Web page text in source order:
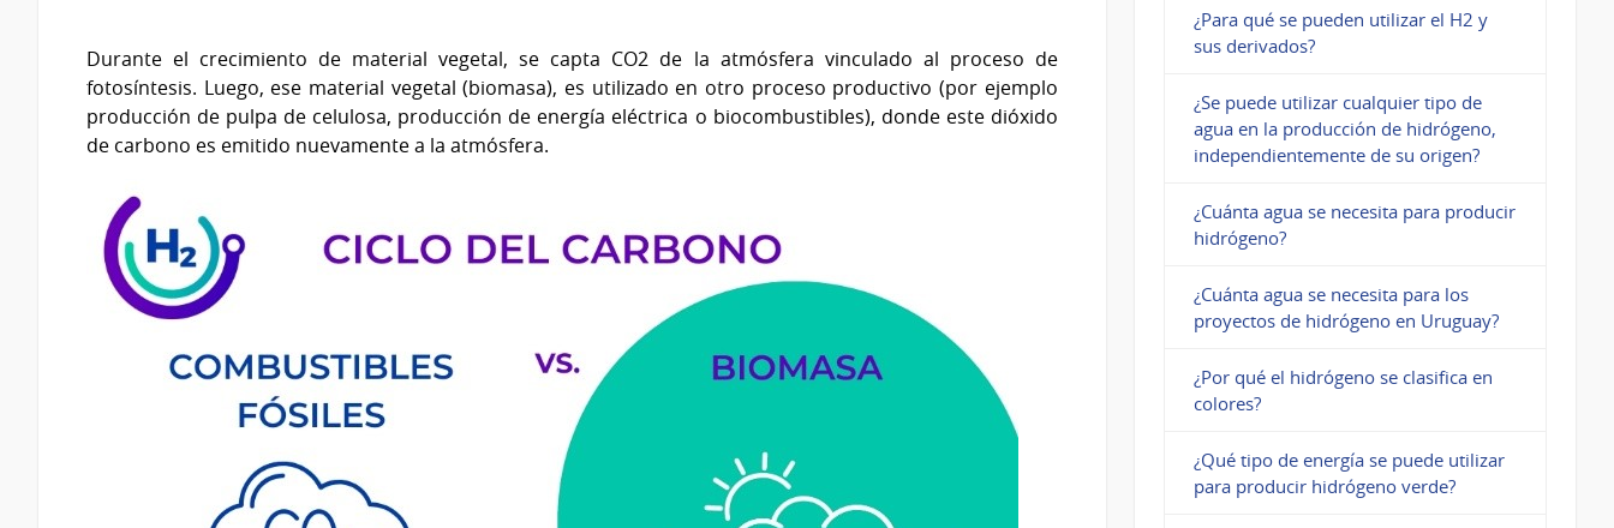
Durante el crecimiento de material vegetal, se capta CO2 de la atmósfera vinculado al proceso de
fotosíntesis. Luego, ese material vegetal (biomasa), es utilizado en otro proceso productivo (por ejemplo
producción de pulpa de celulosa, producción de energía eléctrica o biocombustibles), donde este dióxido
de carbono es emitido nuevamente a la atmósfera.
¿Para qué se pueden utilizar el H2 y
sus derivados?
¿Se puede utilizar cualquier tipo de
agua en la producción de hidrógeno,
independientemente de su origen?
¿Cuánta agua se necesita para producir
hidrógeno?
¿Cuánta agua se necesita para los
proyectos de hidrógeno en Uruguay?
¿Por qué el hidrógeno se clasifica en
colores?
¿Qué tipo de energía se puede utilizar
para producir hidrógeno verde?